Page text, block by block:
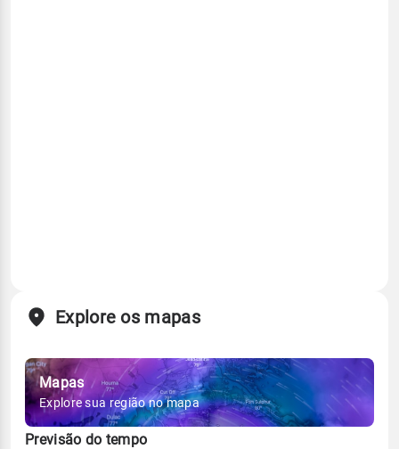
Explore os mapas
Mapas
Explore sua região no mapa
Previsão do tempo